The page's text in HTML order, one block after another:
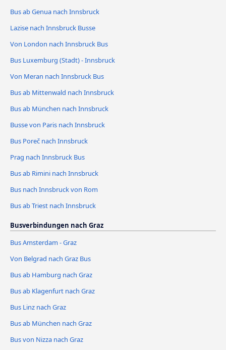
Bus ab Genua nach Innsbruck
Lazise nach Innsbruck Busse
Von London nach Innsbruck Bus
Bus Luxemburg (Stadt) - Innsbruck
Von Meran nach Innsbruck Bus
Bus ab Mittenwald nach Innsbruck
Bus ab München nach Innsbruck
Busse von Paris nach Innsbruck
Bus Poreč nach Innsbruck
Prag nach Innsbruck Bus
Bus ab Rimini nach Innsbruck
Bus nach Innsbruck von Rom
Bus ab Triest nach Innsbruck
Busverbindungen nach Graz
Bus Amsterdam - Graz
Von Belgrad nach Graz Bus
Bus ab Hamburg nach Graz
Bus ab Klagenfurt nach Graz
Bus Linz nach Graz
Bus ab München nach Graz
Bus von Nizza nach Graz